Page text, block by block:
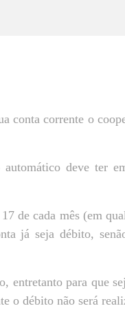
conta corrente o
deve ter
de cada mês (em
já seja débito,
entretanto para que
o débito não será